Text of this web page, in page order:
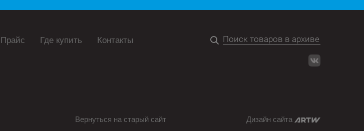
Прайс Где купить Контакты
Вернуться на старый сайт Дизайн сайта